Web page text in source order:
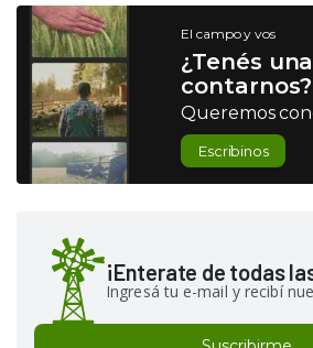
El campo y vos
¿Tenés
contarnos?
Queremos
Escribinos
¡Enterate de todas
Ingresá tu e-mail y recibí